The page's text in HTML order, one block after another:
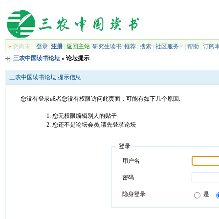
»您尚未 登录 注册| 返回主站| 研究生读书| 推荐| 搜索| 社区服务 帮助
订阅
三农中国读书论坛» 论坛提示
三农中国读书论坛 提示信息
您没有登录或者您没有权限访问此页面，可能有如下几个原因:
您无权限编辑别人的贴子
您还不是论坛会员,请先登录论坛
登录
用户名
密码
隐身登录 是